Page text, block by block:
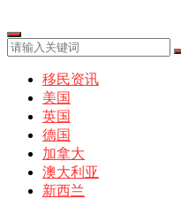
移民资讯
美国
英国
德国
加拿大
澳大利亚
新西兰